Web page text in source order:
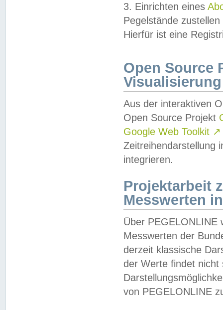
3. Einrichten eines
Pegelstände
Hierfür ist eine
Open Source
Visualisierung
Aus der interaktiven
Open Source Projekt
Google Web Toolkit ↗
Zeitreihendarstellung
integrieren.
Projektarbeit
Messwerten
Über PEGELONLINE
Messwerten der
derzeit klassische
der Werte findet
von PEGELONLINE